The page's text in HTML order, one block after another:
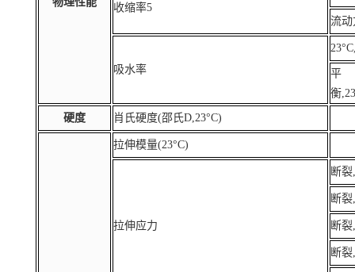
收缩率5
流动
吸水率
平
衡
硬度 肖氏硬度(邵氏D,23°C)
拉伸模量(23°C)
拉伸应力
断裂
断裂
断裂
断裂